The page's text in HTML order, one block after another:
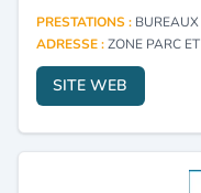
PRESTATIONS : BUREAUX
ADRESSE :ZONE PARC ET
SITE WEB